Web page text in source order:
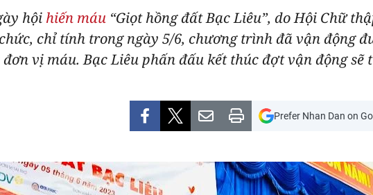
hội hiến máu “Giọt hồng đất Bạc Liêu”, do Hội Chữ
chỉ tính trong ngày 5/6, chương trình đã vận động
vị máu. Bạc Liêu phấn đấu kết thúc đợt vận động sẽ
Prefer Nhan Dan on